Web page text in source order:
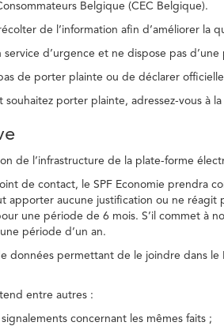
Belgique (CEC Belgique).
de l’information afin d’améliorer la
service d’urgence et ne dispose pas
de porter plainte ou de déclarer
souhaitez porter plainte, adressez-vous à la
de l’infrastructure de la plate-forme
de contact, le SPF Economie prendra
apporter aucune justification ou ne réagit
une période de 6 mois. S’il commet à
période d’un an.
données permettant de le joindre dans
entre autres :
concernant les mêmes faits ;